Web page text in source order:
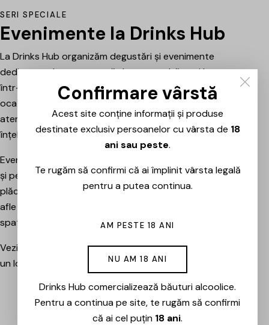
SERI SPECIALE
Evenimente la Drinks Hub
La Drinks Hub organizăm degustări și evenimente
dedicate celor care vor să descopere băuturi bune
într-o atmosferă relaxată. Fiecare întâlnire este o
ocazie de a explora vinuri, spumante sau alte băuturi
atent alese, prezentate și explicate pe scurt pentru a
înțelege mai bine stilul, originea și caracterul fiecăruia.
Evenimentele sunt potrivite atât pentru pasionați, cât
și pentru cei care vor pur și simplu să petreacă o seară
plăcută între prieteni, să descopere băuturi noi și să
afle mai multe despre cramele sau producătorii din
spatele lor.
Vezi evenimentele organizate de Drinks Hub și rezervă
un loc la următoarea degustare.
EVENIMENTE
Confirmare vârstă
Acest site conține informații și produse
destinate exclusiv persoanelor cu vârsta de 18
ani sau peste.
Te rugăm să confirmi că ai împlinit vârsta legală
pentru a putea continua.
AM PESTE 18 ANI
NU AM 18 ANI
Drinks Hub comercializează băuturi alcoolice.
Pentru a continua pe site, te rugăm să confirmi
că ai cel puțin 18 ani.